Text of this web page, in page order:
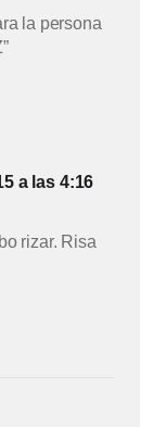
la persona
a las 4:16
rizar. Risa